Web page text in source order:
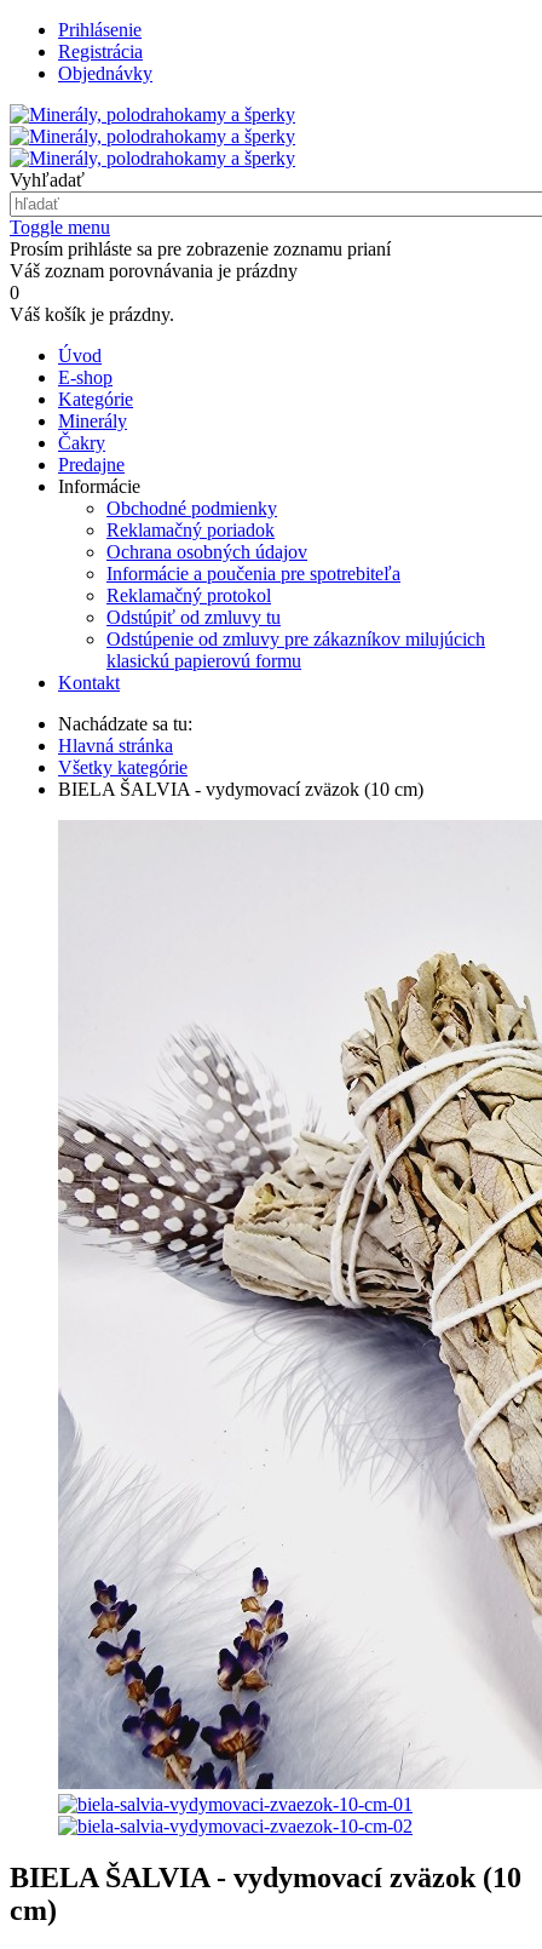
Prihlásenie
Registrácia
Objednávky
Vyhľadať
Toggle menu
Prosím prihláste sa pre zobrazenie zoznamu prianí
Váš zoznam porovnávania je prázdny
0
Váš košík je prázdny.
Úvod
E-shop
Kategórie
Minerály
Čakry
Predajne
Informácie
Obchodné podmienky
Reklamačný poriadok
Ochrana osobných údajov
Informácie a poučenia pre spotrebiteľa
Reklamačný protokol
Odstúpiť od zmluvy tu
Odstúpenie od zmluvy pre zákazníkov milujúcich
klasickú papierovú formu
Kontakt
Nachádzate sa tu:
Hlavná stránka
Všetky kategórie
BIELA ŠALVIA - vydymovací zväzok (10 cm)
BIELA ŠALVIA - vydymovací zväzok (10
cm)